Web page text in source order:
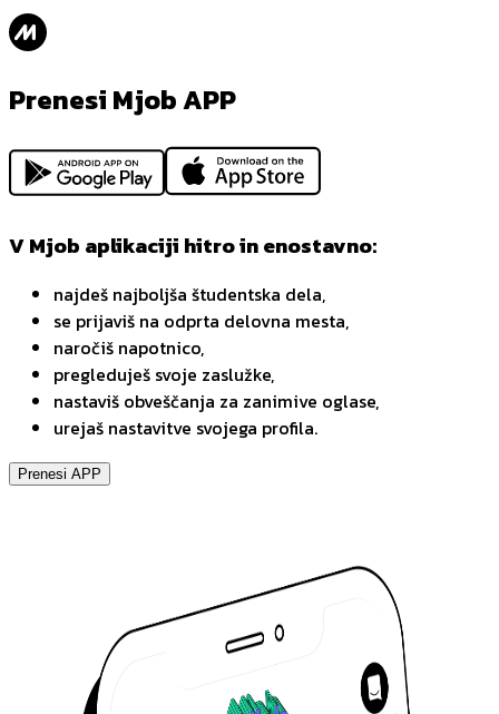
Prenesi Mjob APP
V Mjob aplikaciji hitro in enostavno:
najdeš najboljša študentska dela,
se prijaviš na odprta delovna mesta,
naročiš napotnico,
pregleduješ svoje zaslužke,
nastaviš obveščanja za zanimive oglase,
urejaš nastavitve svojega profila.
Prenesi APP